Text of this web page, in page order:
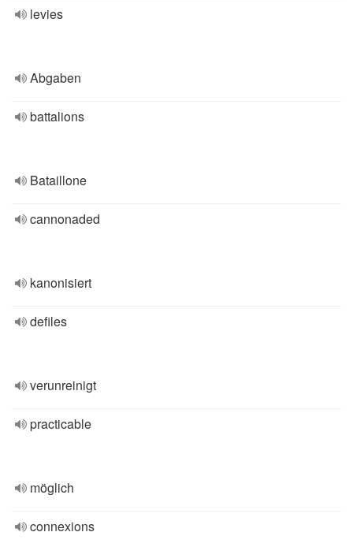
levies
Abgaben
battalions
Bataillone
cannonaded
kanonisiert
defiles
verunreinigt
practicable
möglich
connexions